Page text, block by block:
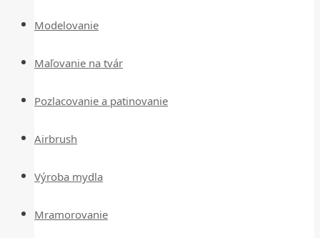
Modelovanie
Maľovanie na tvár
Pozlacovanie a patinovanie
Airbrush
Výroba mydla
Mramorovanie